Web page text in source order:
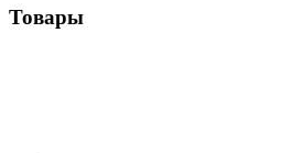
Товары